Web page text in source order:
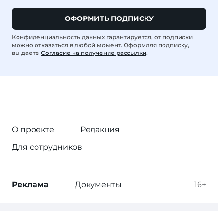
ОФОРМИТЬ ПОДПИСКУ
Конфиденциальность данных гарантируется, от подписки
можно отказаться в любой момент. Оформляя подписку,
вы даете Согласие на получение рассылки.
О проекте
Редакция
Для сотрудников
16+
Реклама Документы